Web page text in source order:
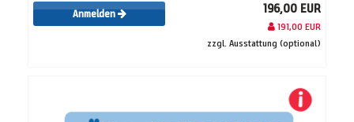
Anmelden 196,00 EUR
191,00 EUR
zzgl. Ausstattung (optional)